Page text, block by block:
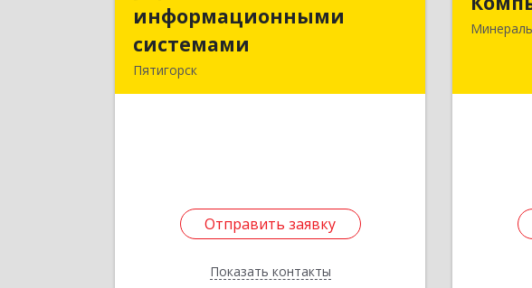
информационными
системами
Пятигорск
Отправить заявку
Показать контакты
информационными
Отправить заявку
Назад